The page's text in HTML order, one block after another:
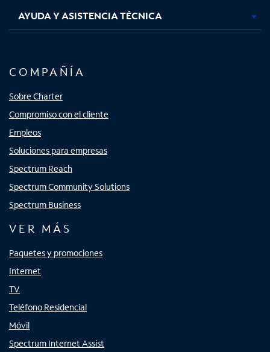
AYUDA Y ASISTENCIA TÉCNICA
COMPAÑÍA
Sobre Charter
Compromiso con el cliente
Empleos
Soluciones para empresas
Spectrum Reach
Spectrum Community Solutions
Spectrum Business
VER MÁS
Paquetes y promociones
Internet
TV
Teléfono Residencial
Móvil
Spectrum Internet Assist